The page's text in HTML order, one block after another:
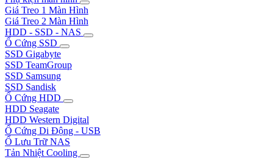
Giá Treo 1 Màn Hình
Giá Treo 2 Màn Hình
HDD - SSD - NAS
Ổ Cứng SSD
SSD Gigabyte
SSD TeamGroup
SSD Samsung
SSD Sandisk
Ổ Cứng HDD
HDD Seagate
HDD Western Digital
Ổ Cứng Di Động - USB
Ổ Lưu Trữ NAS
Tản Nhiệt Cooling